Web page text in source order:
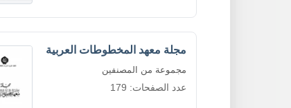
مجلة معهد المخطوطات العربية
مجموعة من المصنفين
عدد الصفحات: 179